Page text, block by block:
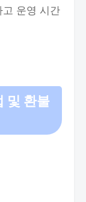
운영 시간
및 환불